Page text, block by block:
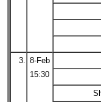
3. 8-Feb
15:30